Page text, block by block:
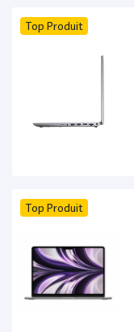
Top Produit
Top Produit